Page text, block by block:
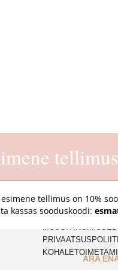
E-pood
tellimus on 10%
kassas sooduskoodi:
ÄRA